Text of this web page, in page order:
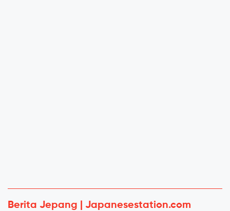
Berita Jepang | Japanesestation.com